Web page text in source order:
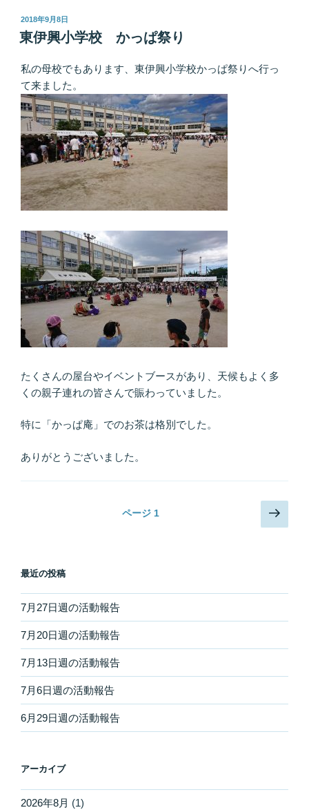
投
稿
日:
2018年9月8日
東伊興小学校 かっぱ祭り
私の母校でもあります、東伊興小学校かっぱ祭りへ行っ
て来ました。
たくさんの屋台やイベントブースがあり、天候もよく多
くの親子連れの皆さんで賑わっていました。
特に「かっぱ庵」でのお茶は格別でした。
ありがとうございました。
ビ
ー
シ
ョ
ン
ページ 1
次
の
最近の投稿
7月27日週の活動報告
7月20日週の活動報告
7月13日週の活動報告
7月6日週の活動報告
6月29日週の活動報告
アーカイブ
2026年8月 (1)